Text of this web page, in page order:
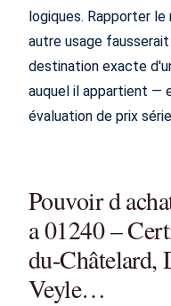
logiques. Rapporter
autre usage
destination exacte
auquel il appartient —
évaluation de prix
Pouvoir d
a 01240 –
du-Châtelard,
Veyle…